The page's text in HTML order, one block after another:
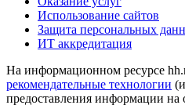
Использование сайтов
Защита персональных
ИТ аккредитация
На информационном ресурсе
рекомендательные технологии
предоставления информации на